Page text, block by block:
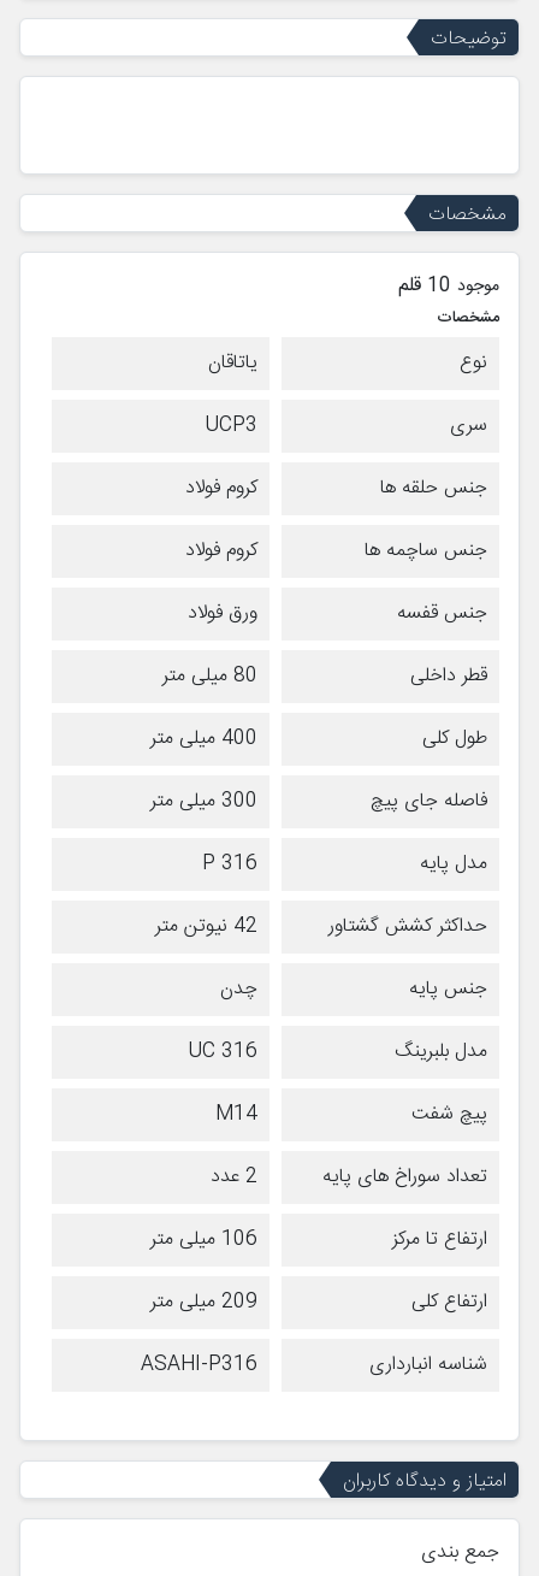
توضیحات
مشخصات
موجود 10 قلم
مشخصات
نوع
یاتاقان
سری
UCP3
جنس حلقه ها
کروم فولاد
جنس ساچمه ها
کروم فولاد
جنس قفسه
ورق فولاد
قطر داخلی
80 میلی متر
طول کلی
400 میلی متر
فاصله جای پیچ
300 میلی متر
مدل پایه
P 316
حداکثر کشش گشتاور
42 نیوتن متر
جنس پایه
چدن
مدل بلبرینگ
UC 316
پیچ شفت
M14
تعداد سوراخ های پایه
2 عدد
ارتفاع تا مرکز
106 میلی متر
ارتفاع کلی
209 میلی متر
شناسه انبارداری
ASAHI-P316
امتیاز و دیدگاه کاربران
جمع بندی